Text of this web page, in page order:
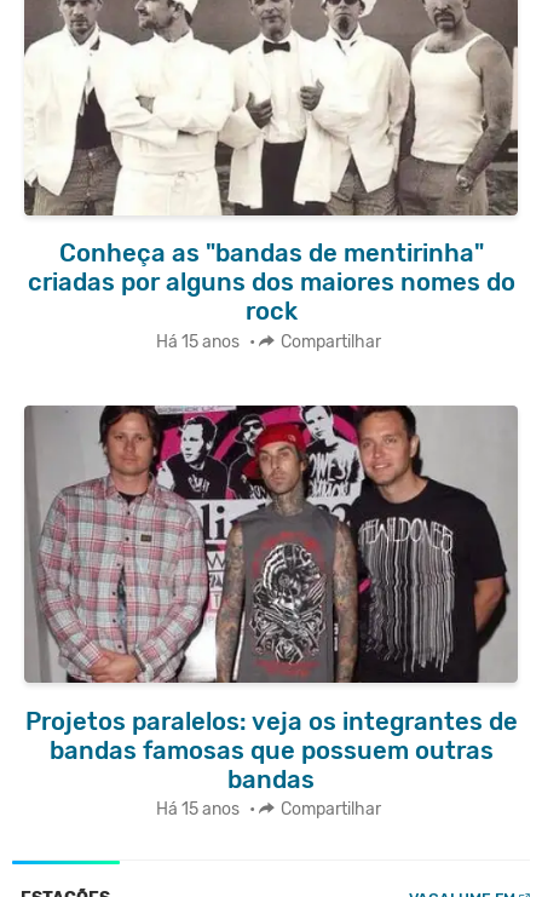
Conheça as "bandas de mentirinha"
criadas por alguns dos maiores nomes do
rock
Há 15 anos • Compartilhar
Projetos paralelos: veja os integrantes de
bandas famosas que possuem outras
bandas
Há 15 anos • Compartilhar